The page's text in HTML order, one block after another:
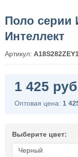
Поло серии
Интеллект
Артикул:
1 425
Оптовая цена: 1
Выберите цвет: